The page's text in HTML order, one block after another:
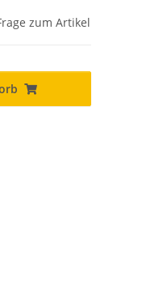
zum Artikel